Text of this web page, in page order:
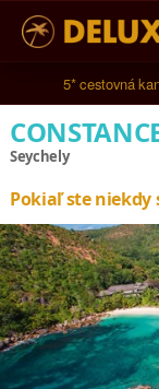
5* cestovná
Seychely
Pokiaľ ste